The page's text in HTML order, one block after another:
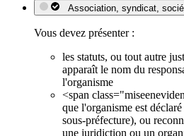
Association, syndicat,
Vous devez présenter :
les statuts, ou tout autre
apparaît le nom du
l'organisme
<span
que l'organisme est
sous-préfecture), ou
une juridiction ou un